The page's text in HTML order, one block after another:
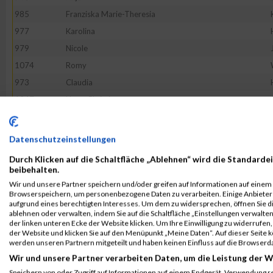
985
Franziska Marie-Theresia
977
Karolina
979
Nicole
1074
Romy
973
Claudia
1047
Nena-Christin
961
1039
1031
Tatiana
1041
Anne
1028
Daniela
1078
Corinna
966
Maria
980
Katrin
Datenschutzeinstellungen
Durch Klicken auf die Schaltfläche „Ablehnen“ wird die
beibehalten.
Wir und unsere Partner speichern und/oder greifen auf Informationen auf einem
Browserspeichern, um personenbezogene Daten zu verarbeiten. Einige
aufgrund eines berechtigten Interesses. Um dem zu widersprechen, öffnen Sie
ablehnen oder verwalten, indem Sie auf die Schaltfläche „Einstellungen
der linken unteren Ecke der Website klicken. Um Ihre Einwilligung zu
der Website und klicken Sie auf den Menüpunkt „Meine Daten“. Auf dieser
werden unseren Partnern mitgeteilt und haben keinen Einfluss auf die
Wir und unsere Partner verarbeiten Daten, um die Leistung der